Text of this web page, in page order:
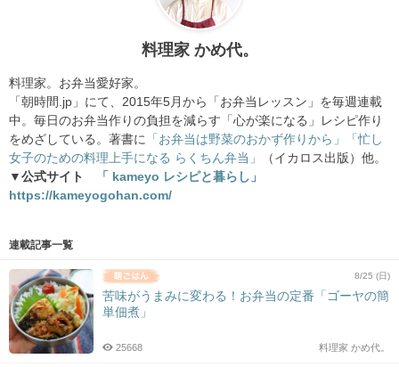
料理家 かめ代。
料理家。お弁当愛好家。
「朝時間.jp」にて、2015年5月から「お弁当レッスン」を毎週連載
中。毎日のお弁当作りの負担を減らす「心が楽になる」レシピ作り
をめざしている。著書に
「お弁当は野菜のおかず作りから」
「忙し
女子のための料理上手になる らくちん弁当」
（イカロス出版）他。
▼公式サイト
「 kameyo レシピと暮らし」
https://kameyogohan.com/
連載記事一覧
8/25 (日)
苦味がうまみに変わる！お弁当の定番「ゴーヤの簡
単佃煮」
料理家 かめ代。
25668